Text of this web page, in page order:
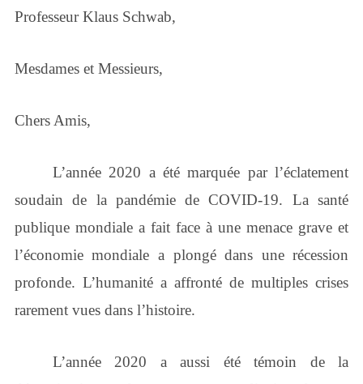
Professeur Klaus Schwab,
Mesdames et Messieurs,
Chers Amis,
L’année 2020 a été marquée par l’éclatement
soudain de la pandémie de COVID-19. La santé
publique mondiale a fait face à une menace grave et
l’économie mondiale a plongé dans une récession
profonde. L’humanité a affronté de multiples crises
rarement vues dans l’histoire.
L’année 2020 a aussi été témoin de la